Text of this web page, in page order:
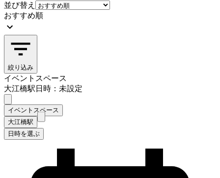
並び替え
おすすめ順
絞り込み
イベントスペース
大江橋駅日時：未設定
イベントスペース
大江橋駅
日時を選ぶ